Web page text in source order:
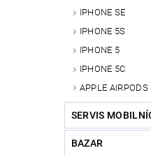
IPHONE SE
IPHONE 5S
IPHONE 5
IPHONE 5C
APPLE AIRPODS
SERVIS
BAZAR